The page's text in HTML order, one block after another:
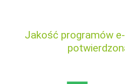
Jakość programów